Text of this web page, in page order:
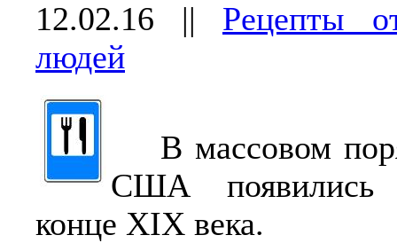
12.02.16 || Рецепты
людей
В массовом
США появились
конце XIX века.